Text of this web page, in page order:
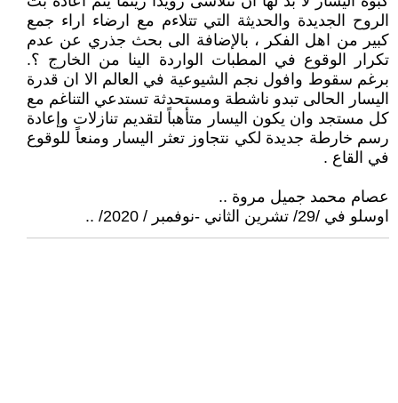
الروح الجديدة والحديثة التي تتلاءم مع ارضاء اراء جمع
كبير من اهل الفكر ، بالإضافة الى بحث جذري عن عدم
تكرار الوقوع في المطبات الواردة الينا من الخارج ؟.
برغم سقوط وافول نجم الشيوعية في العالم الا ان قدرة
اليسار الحالى تبدو ناشطة ومستحدثة تستدعي التناغم مع
كل مستجد وان يكون اليسار متأهباً لتقديم تنازلات وإعادة
رسم خارطة جديدة لكي نتجاوز تعثر اليسار ومنعاً للوقوع
في القاع .
عصام محمد جميل مروة ..
اوسلو في /29/ تشرين الثاني -نوفمبر / 2020/ ..